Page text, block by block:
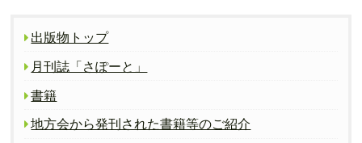
出版物トップ
月刊誌「さぽーと」
書籍
地方会から発刊された書籍等のご紹介